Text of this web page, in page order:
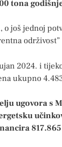
tona
o još jednoj
2024. i
ukupno
ugovora s